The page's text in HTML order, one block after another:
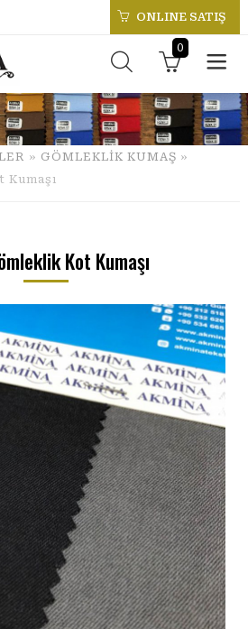
ONLINE SATIŞ
0
» GÖMLEKLİK KUMAŞ »
Kot Kumaşı